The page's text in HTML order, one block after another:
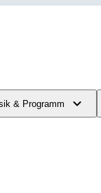
& Programm